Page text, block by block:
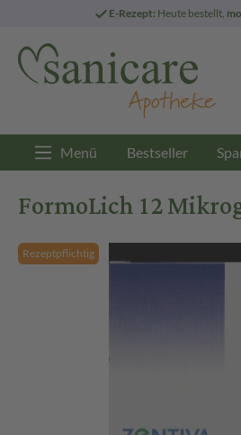
E-Rezept: Heute bestellt,
Menü Bestseller
FormoLich 12
Rezeptpflichtig